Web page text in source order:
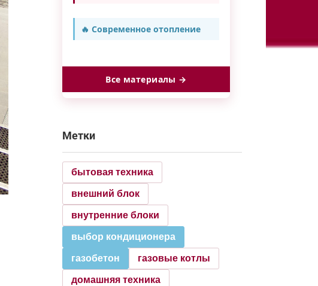
🔥 Современное отопление
Все материалы →
Метки
бытовая техника
внешний блок
внутренние блоки
выбор кондиционера
газобетон газовые котлы
домашняя техника